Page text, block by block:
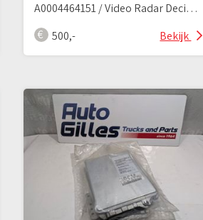
A0004464151 / Video Radar Decision Unit 2
500,-
Bekijk